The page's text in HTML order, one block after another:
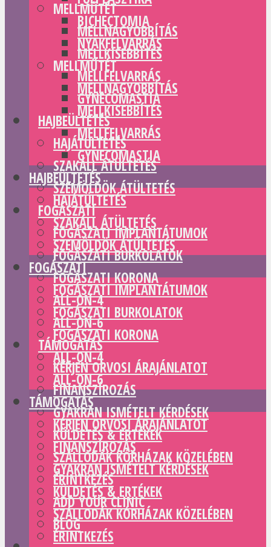
MELLMŰTÉT
MELLNAGYOBBÍTÁS
MELLKISEBBÍTÉS
MELLFELVARRÁS
GYNECOMASTIA
HAJBEÜLTETÉS
HAJÁTÜLTETÉS
SZAKÁLL ÁTÜLTETÉS
SZEMÖLDÖK ÁTÜLTETÉS
FOGÁSZATI
FOGÁSZATI IMPLANTÁTUMOK
FOGÁSZATI BURKOLATOK
FOGÁSZATI KORONA
ALL-ON-4
ALL-ON-6
TÁMOGATÁS
KÉRJEN ORVOSI ÁRAJÁNLATOT
FINANSZÍROZÁS
GYAKRAN ISMÉTELT KÉRDÉSEK
KÜLDETÉS & ERTÉKEK
SZÁLLODÁK KÓRHÁZAK KÖZELÉBEN
ÉRINTKEZÉS
ADD YOUR CLINIC
BLOG
BICHECTOMIA
NYAKFELVARRÁS
MELLMŰTÉT
MELLNAGYOBBÍTÁS
MELLKISEBBÍTÉS
MELLFELVARRÁS
GYNECOMASTIA
HAJBEÜLTETÉS
HAJÁTÜLTETÉS
SZAKÁLL ÁTÜLTETÉS
SZEMÖLDÖK ÁTÜLTETÉS
FOGÁSZATI
FOGÁSZATI IMPLANTÁTUMOK
FOGÁSZATI BURKOLATOK
FOGÁSZATI KORONA
ALL-ON-4
ALL-ON-6
TÁMOGATÁS
KÉRJEN ORVOSI ÁRAJÁNLATOT
FINANSZÍROZÁS
GYAKRAN ISMÉTELT KÉRDÉSEK
KÜLDETÉS & ERTÉKEK
SZÁLLODÁK KÓRHÁZAK KÖZELÉBEN
ÉRINTKEZÉS